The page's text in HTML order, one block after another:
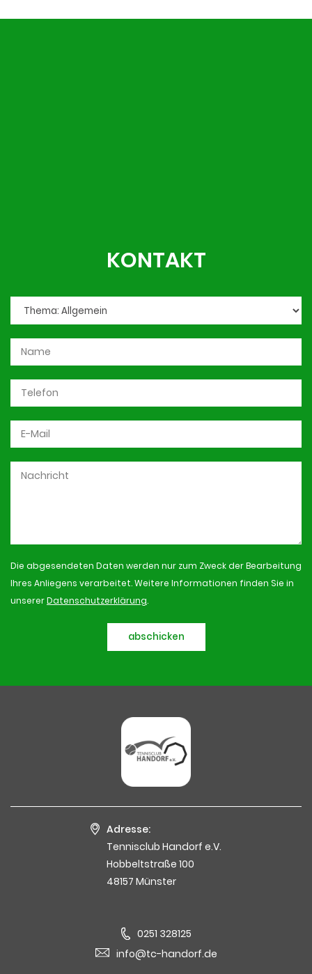
KONTAKT
Die abgesendeten Daten werden nur zum Zweck der Bearbeitung
Ihres Anliegens verarbeitet. Weitere Informationen finden Sie in
unsererDatenschutzerklärung.
abschicken
Adresse:
Tennisclub Handorf e.V.
Hobbeltstraße 100
48157 Münster
0251 328125
info@tc-handorf.de